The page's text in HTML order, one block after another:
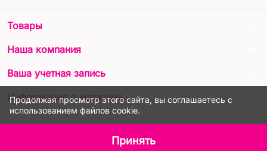
Продолжая просмотр этого сайта, вы соглашаетесь с
использованием файлов cookie.
Принять
Товары
Наша компания
Ваша учетная запись
Информация о магазине
© 2026 - LIQUA Online™